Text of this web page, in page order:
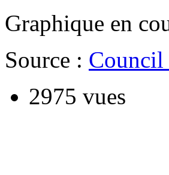
Graphique en
Source : Council
2975 vues